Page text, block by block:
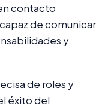
contacto
de comunicar
y
de roles y
éxito del